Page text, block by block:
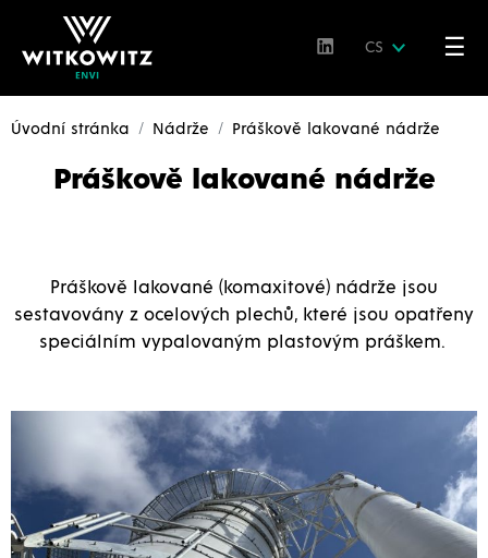
CS ☰
Úvodní stránka Nádrže Práškově lakované nádrže
Práškově lakované nádrže
Práškově lakované (komaxitové) nádrže jsou
sestavovány z ocelových plechů, které jsou opatřeny
speciálním vypalovaným plastovým práškem.